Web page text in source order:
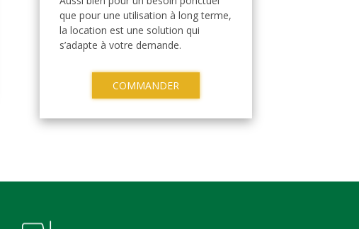
que pour une utilisation à long terme,
la location est une solution qui
s’adapte à votre demande.
COMMANDER